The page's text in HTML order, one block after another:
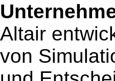
Altair
von